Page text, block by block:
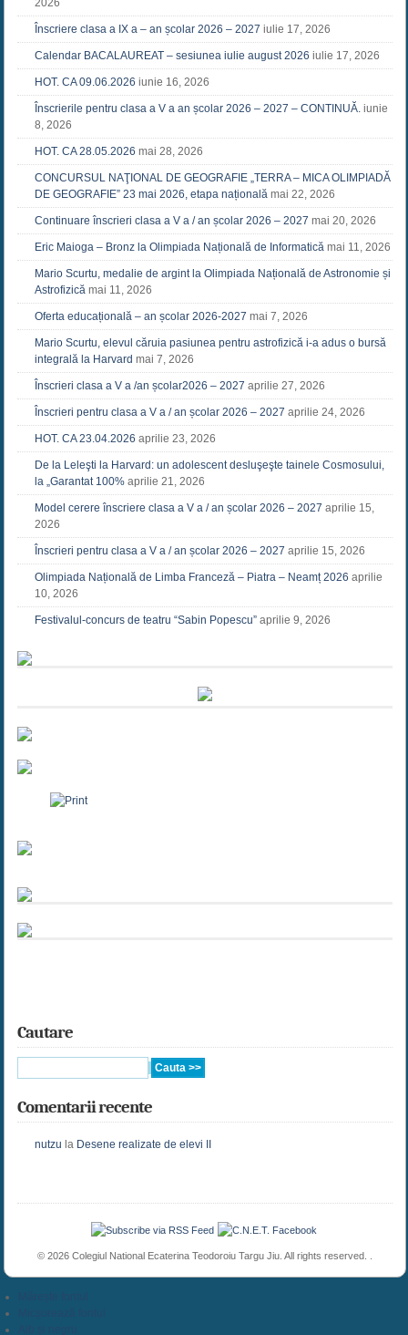
2026
Înscriere clasa a IX a – an școlar 2026 – 2027 iulie 17, 2026
Calendar BACALAUREAT – sesiunea iulie august 2026 iulie 17, 2026
HOT. CA 09.06.2026 iunie 16, 2026
Înscrierile pentru clasa a V a an școlar 2026 – 2027 – CONTINUĂ. iunie
8, 2026
HOT. CA 28.05.2026 mai 28, 2026
CONCURSUL NAŢIONAL DE GEOGRAFIE „TERRA – MICA OLIMPIADĂ
DE GEOGRAFIE” 23 mai 2026, etapa națională mai 22, 2026
Continuare înscrieri clasa a V a / an școlar 2026 – 2027 mai 20, 2026
Eric Maioga – Bronz la Olimpiada Națională de Informatică mai 11, 2026
Mario Scurtu, medalie de argint la Olimpiada Națională de Astronomie și
Astrofizică mai 11, 2026
Oferta educațională – an școlar 2026-2027 mai 7, 2026
Mario Scurtu, elevul căruia pasiunea pentru astrofizică i-a adus o bursă
integrală la Harvard mai 7, 2026
Înscrieri clasa a V a /an școlar2026 – 2027 aprilie 27, 2026
Înscrieri pentru clasa a V a / an școlar 2026 – 2027 aprilie 24, 2026
HOT. CA 23.04.2026 aprilie 23, 2026
De la Leleşti la Harvard: un adolescent desluşeşte tainele Cosmosului,
la „Garantat 100% aprilie 21, 2026
Model cerere înscriere clasa a V a / an școlar 2026 – 2027 aprilie 15,
2026
Înscrieri pentru clasa a V a / an școlar 2026 – 2027 aprilie 15, 2026
Olimpiada Națională de Limba Franceză – Piatra – Neamț 2026 aprilie
10, 2026
Festivalul-concurs de teatru “Sabin Popescu” aprilie 9, 2026
Cautare
Comentarii recente
nutzu la Desene realizate de elevi II
© 2026 Colegiul National Ecaterina Teodoroiu Targu Jiu. All rights reserved. .